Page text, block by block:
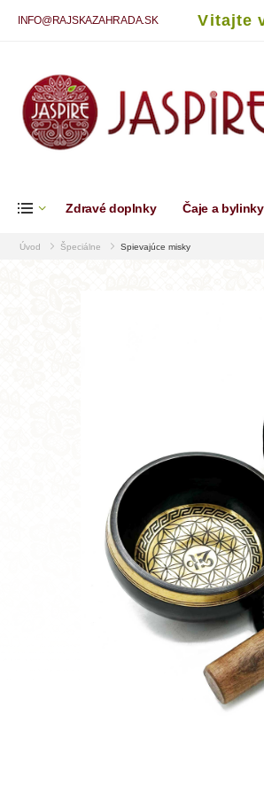
INFO@RAJSKAZAHRADA.SK Vitajte
Zdravé doplnky Čaje a bylinky
Úvod Špeciálne Spievajúce misky